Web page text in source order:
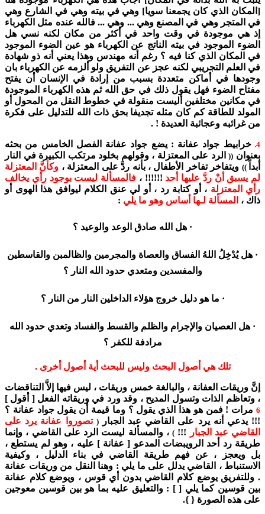
[المكان الذي كان يجمعنا سويا] وهي في بيته وهي في الشارع وهي
في المتجر وهي في المصنع وهي ... وهي ... فالله عنده مثل الكهرباء
إذ هي موجودة في وقت واحد في أكثر من مكان لكنه نسي هل
الضوء الموجود في بيته الناتج عن الكهرباء هو عين الضوء الموجود
في المكان الذي كنا فيه ؟ رغم أنه مهندس وهذا يعني أنه ذو شهادة
في العلم التجريبي لكنه عجز عن التفريق ولو ألزمه عن الكهرباء بان
وجودها في أماكن متعددة بسبب من إرادة في الإنسان أن يفتح
مفتاح الضوء فهل يقول ذلك في حق الله ثم هذه الكهرباء الموجودة
في مكانين مختلفين أليست منقولة في خطوط النقل من المحول أو
المولد للطاقة كم كان مثله تجديفا بحق ذات الله للتدليل على فكرة
من غرائبه وعجائبة العديدة ! .
4. خرابيط جواد عفانة : يضع جواد عفانة الفصل الخامس من بحثه
بعنوان ((الرد على المعتزلة ، وقولهم بخلود مرتكب الكبيرة في النار
أبداً )) ويتفاخر تفاخر الأطفال ، بأنه ردَّ على المعتزلة ، وكأنَّ المعتزلة
لم يسبق أنْ ردَّ عليها أحد !!!!!! ، فالمسألة ليست بوجود رأي يخالف
رأي المعتزلة ، أو كتابة رد ، أو لي عنق الكلام ليوافق هذا الهوى أو
ذاك ، المسألة لـها أساس وهو ما يلي :
· هل الله صادق الوعد والوعيد ؟
· هل يُدْخِلُ اللهُ الفساق والعصاة والمجرمين والظالمبن والقاسطين
والمفسدين ومتعدي حدود الله النار ؟
· ما هو دليل خروج هؤلاء الداخلين النار من النار ؟
· هل العصيان والإجرام والظلم والقسط والفساد وتعدي حدود الله
مرادفة للكفر ؟
تلك هي أصول البحث وليس للبحث أية أصول أخرى .
إنَّ وريقات العفانة ، والبالغة خمس وريقات ، ليس فيها إلاَّ التناقضات
، وتعاظم الذات وتسول المديح ، وقد ورد في وريقاته الفعل [ أقول ]
6 مرات ! فمن هو هذا الذي يقول ؟ وما قيمة أن يقول جواد عفانة ؟
!!! يدعي أنه يرد على القاضي عبد الجبار( تصوروا عفانة يرد على
القاضي عبد الجبار
!!!
) ، والمسألة ليست الرد على القاضي ، وإنما
طريقة رد أحد الرويبضات المدعو [ عفانة ] عليه ، وهو لم يستطع ،
بل ويعجز ، عن فهم طريقة القاضي في بناء الدليل ، وكيفية
الاستنباط ، القاضي يدلل على ما يلي : وهنا النقل من وريقات عفانة
. وللتفريق يوضع كلام القاضي بدون أي قوس ، ويوضع كلام عفانة
بين قوسين كما يلي [ ] : والتعليق عليه بما هو بين قوسين معوجين
على هذه الصورة { }.